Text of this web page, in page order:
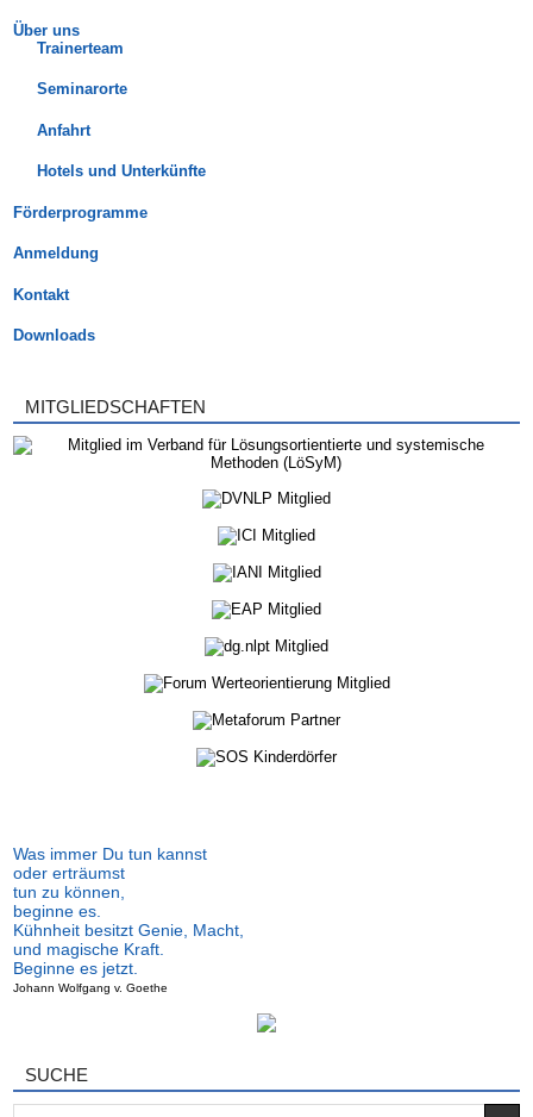
Über uns
Trainerteam
Seminarorte
Anfahrt
Hotels und Unterkünfte
Förderprogramme
Anmeldung
Kontakt
Downloads
MITGLIEDSCHAFTEN
Was immer Du tun kannst
oder erträumst
tun zu können,
beginne es.
Kühnheit besitzt Genie, Macht,
und magische Kraft.
Beginne es jetzt.
Johann Wolfgang v. Goethe
SUCHE